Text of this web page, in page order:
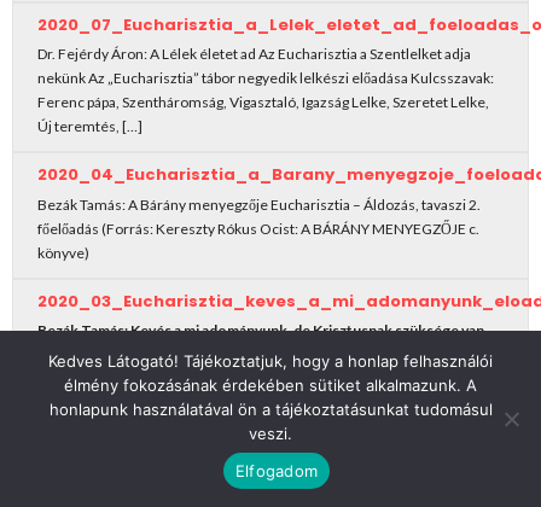
Dr. Fejérdy Áron: A Lélek életet ad Az Eucharisztia a Szentlelket adja
nekünk Az „Eucharisztia” tábor negyedik lelkészi előadása Kulcsszavak:
Ferenc pápa, Szentháromság, Vigasztaló, Igazság Lelke, Szeretet Lelke,
Új teremtés, […]
Bezák Tamás: A Bárány menyegzője Eucharisztia – Áldozás, tavaszi 2.
főelőadás (Forrás: Kereszty Rókus Ocist: A BÁRÁNY MENYEGZŐJE c.
könyve)
Bezák Tamás:Kevés a mi adományunk, de Krisztusnak szüksége van
erre a kevésre!
Eucharisztia, oltár, adomány, áldozat, élet, étel, kenyér, bor,felajánlás,
ajándék, ima, a kenyér megtörése, áldozás, mise
Mindenünk, amink van, Istené… Visszaadhatunk valamit? – főelőadás
Kedves Látogató! Tájékoztatjuk, hogy a honlap felhasználói
élmény fokozásának érdekében sütiket alkalmazunk. A
honlapunk használatával ön a tájékoztatásunkat tudomásul
veszi.
Elfogadom